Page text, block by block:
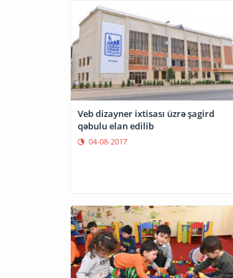
Veb dizayner ixtisası üzrə şagird
qəbulu elan edilib
04-08-2017